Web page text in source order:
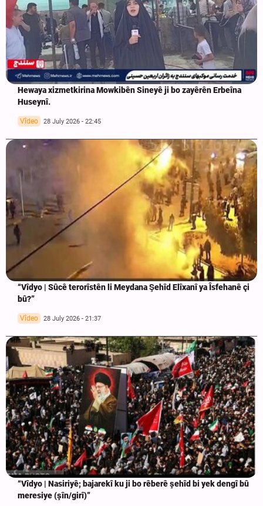
Hewaya xizmetkirina Mowkibên Sineyê ji bo zayêrên Erbeîna
Huseynî.
Vîdeo 28 July 2026 - 22:45
“Vîdyo | Sûcê terorîstên li Meydana Şehîd Elîxanî ya Îsfehanê çi
bû?”
Vîdeo 28 July 2026 - 21:37
“Vîdyo | Nasiriyê; bajarekî ku ji bo rêberê şehîd bi yek dengî bû
meresiye (şîn/girî)”